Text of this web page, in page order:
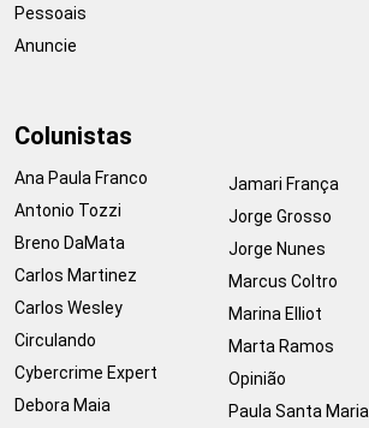
Pessoais
Anuncie
Colunistas
Ana Paula Franco
Antonio Tozzi
Breno DaMata
Carlos Martinez
Carlos Wesley
Circulando
Cybercrime Expert
Debora Maia
Jamari França
Jorge Grosso
Jorge Nunes
Marcus Coltro
Marina Elliot
Marta Ramos
Opinião
Paula Santa Maria